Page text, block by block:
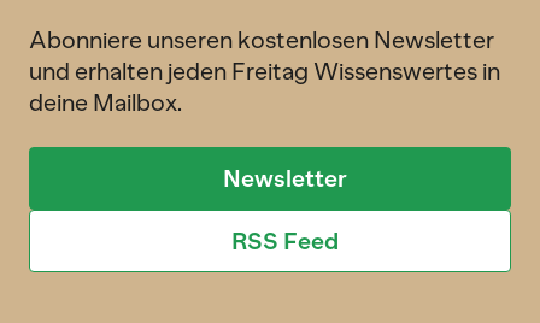
Abonniere unseren kostenlosen Newsletter
und erhalten jeden Freitag Wissenswertes in
deine Mailbox.
Newsletter
RSS Feed